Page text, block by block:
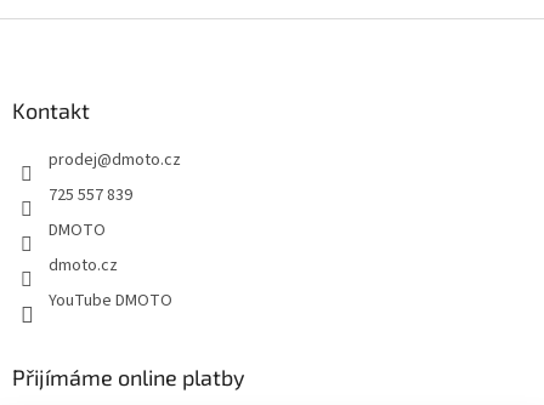
v
Kontakt
prodej@dmoto.cz
725 557 839
DMOTO
dmoto.cz
YouTube DMOTO
Přijímáme online platby